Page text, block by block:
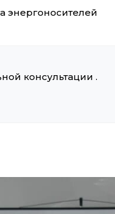
энергоносителей
консультации .